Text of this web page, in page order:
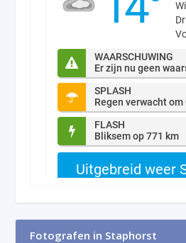
Fotografen in Staphorst